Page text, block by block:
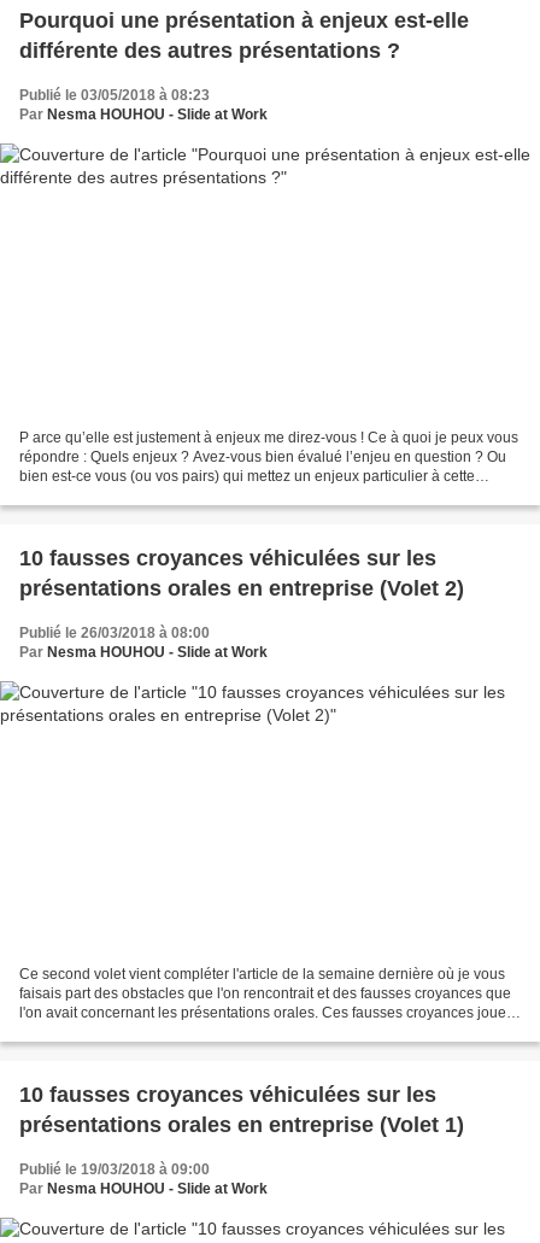
Pourquoi une présentation à enjeux est-elle
différente des autres présentations ?
Publié le 03/05/2018 à 08:23
Par Nesma HOUHOU - Slide at Work
P arce qu’elle est justement à enjeux me direz-vous ! Ce à quoi je peux vous
répondre : Quels enjeux ? Avez-vous bien évalué l’enjeu en question ? Ou
bien est-ce vous (ou vos pairs) qui mettez un enjeux particulier à cette
10 fausses croyances véhiculées sur les
présentations orales en entreprise (Volet 2)
Publié le 26/03/2018 à 08:00
Par Nesma HOUHOU - Slide at Work
Ce second volet vient compléter l'article de la semaine dernière où je vous
faisais part des obstacles que l'on rencontrait et des fausses croyances que
l'on avait concernant les présentations orales. Ces fausses croyances jouent
10 fausses croyances véhiculées sur les
présentations orales en entreprise (Volet 1)
Publié le 19/03/2018 à 09:00
Par Nesma HOUHOU - Slide at Work